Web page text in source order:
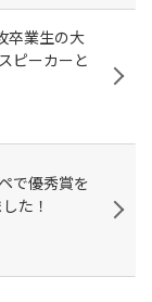
卒業生の大
ピーカーと
で優秀賞を
た！